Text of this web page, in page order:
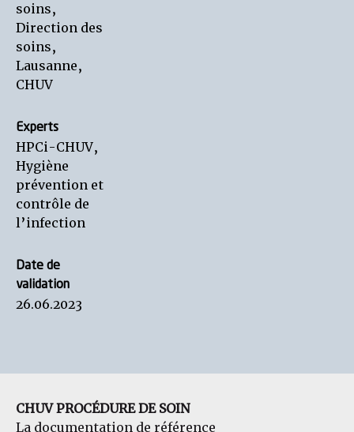
soins,
Direction des
soins,
Lausanne,
CHUV
Experts
HPCi-CHUV,
Hygiène
prévention et
contrôle de
l’infection
Date de
validation
26.06.2023
CHUV PROCÉDURE DE SOIN
La documentation de référence